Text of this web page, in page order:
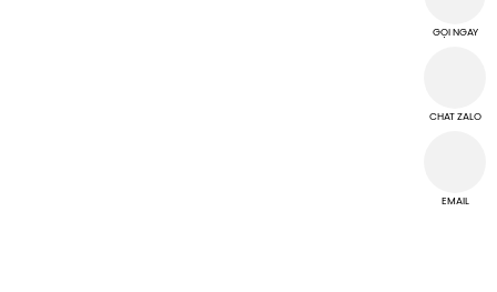
GỌI NGAY
CHAT ZALO
EMAIL